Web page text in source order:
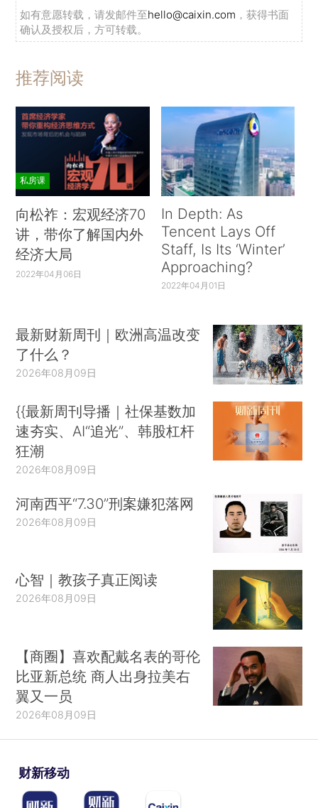
如有意愿转载，请发邮件至hello@caixin.com ，获得书面
确认及授权后，方可转载。
推荐阅读
私房课
向松祚：宏观经济70
讲，带你了解国内外
经济大局
2022年04月06日
In Depth: As
Tencent Lays Off
Staff, Is Its ‘Winter’
Approaching?
2022年04月01日
最新财新周刊｜欧洲高温改变
了什么？
2026年08月09日
{{最新周刊导播｜社保基数加
速夯实、AI“追光”、韩股杠杆
狂潮
2026年08月09日
河南西平“7.30”刑案嫌犯落网
2026年08月09日
心智｜教孩子真正阅读
2026年08月09日
【商圈】喜欢配戴名表的哥伦
比亚新总统 商人出身拉美右
翼又一员
2026年08月09日
财新移动